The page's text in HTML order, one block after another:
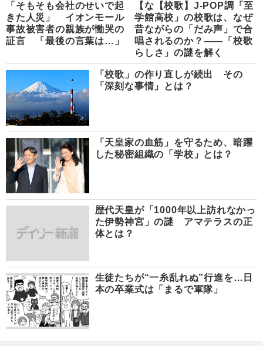
「そもそも会社のせいで起
きた人災」 イオンモール
事故被害者の親族が慟哭の
証言 「最後の言葉は…」
【な【校歌】J-POP調「至
学館高校」の校歌は、なぜ
昔ながらの「だみ声」で合
唱されるのか？――「校歌
らしさ」の謎を解く
「校歌」の作り直しが続出 その
「深刻な事情」とは？
「天皇家の血筋」を守るため、暗躍
した秘密組織の「学校」とは？
歴代天皇が「1000年以上訪れなかっ
た伊勢神宮」の謎 アマテラスの正
体とは？
生徒たちが“一糸乱れぬ”行進を…日
本の卒業式は「まるで軍隊」